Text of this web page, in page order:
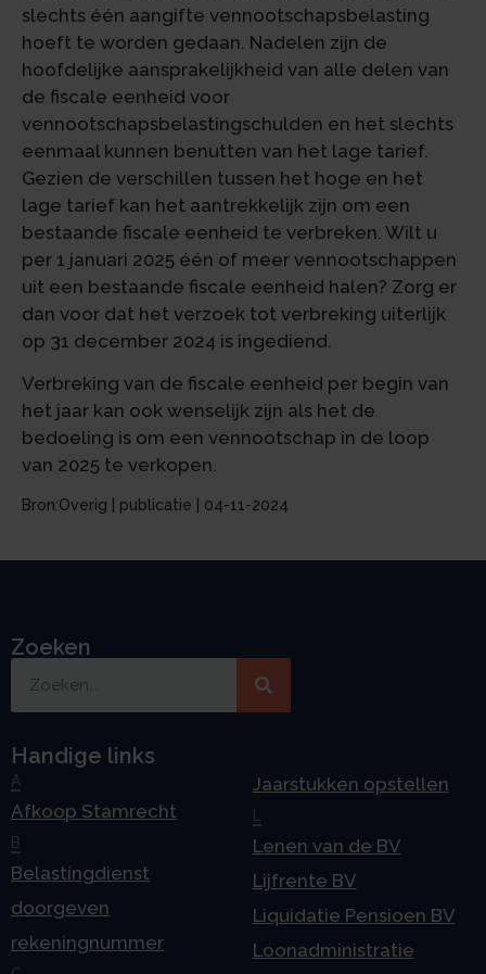
slechts één aangifte vennootschapsbelasting
hoeft te worden gedaan. Nadelen zijn de
hoofdelijke aansprakelijkheid van alle delen van
de fiscale eenheid voor
vennootschapsbelastingschulden en het slechts
eenmaal kunnen benutten van het lage tarief.
Gezien de verschillen tussen het hoge en het
lage tarief kan het aantrekkelijk zijn om een
bestaande fiscale eenheid te verbreken. Wilt u
per 1 januari 2025 één of meer vennootschappen
uit een bestaande fiscale eenheid halen? Zorg er
dan voor dat het verzoek tot verbreking uiterlijk
op 31 december 2024 is ingediend.
Verbreking van de fiscale eenheid per begin van
het jaar kan ook wenselijk zijn als het de
bedoeling is om een vennootschap in de loop
van 2025 te verkopen.
Bron:Overig | publicatie | 04-11-2024
Zoeken
Handige links
A
Afkoop Stamrecht
B
Belastingdienst
doorgeven
rekeningnummer
Jaarstukken opstellen
L
Lenen van de BV
Lijfrente BV
Liquidatie Pensioen BV
Loonadministratie